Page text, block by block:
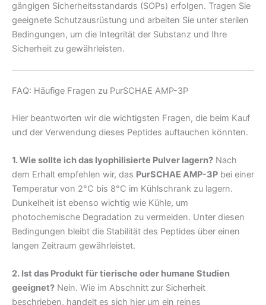
gängigen Sicherheitsstandards (SOPs) erfolgen. Tragen Sie
geeignete Schutzausrüstung und arbeiten Sie unter sterilen
Bedingungen, um die Integrität der Substanz und Ihre
Sicherheit zu gewährleisten.
FAQ: Häufige Fragen zu PurSCHAE AMP-3P
Hier beantworten wir die wichtigsten Fragen, die beim Kauf
und der Verwendung dieses Peptides auftauchen könnten.
1. Wie sollte ich das lyophilisierte Pulver lagern? Nach
dem Erhalt empfehlen wir, das PurSCHAE AMP-3P bei einer
Temperatur von 2°C bis 8°C im Kühlschrank zu lagern.
Dunkelheit ist ebenso wichtig wie Kühle, um
photochemische Degradation zu vermeiden. Unter diesen
Bedingungen bleibt die Stabilität des Peptides über einen
langen Zeitraum gewährleistet.
2. Ist das Produkt für tierische oder humane Studien
geeignet? Nein. Wie im Abschnitt zur Sicherheit
beschrieben, handelt es sich hier um ein reines